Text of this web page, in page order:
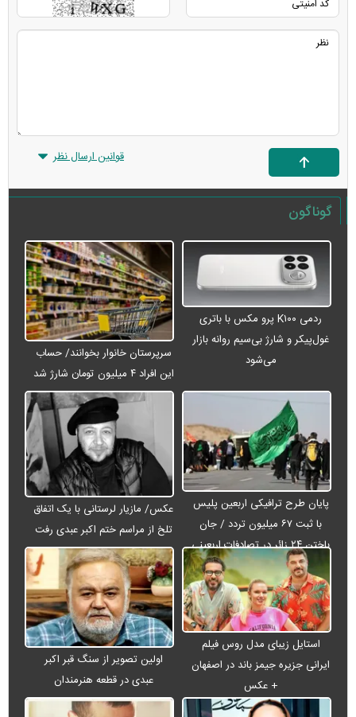
قوانین ارسال نظر
گوناگون
ردمی K۱۰۰ پرو مکس با باتری
غول‌پیکر و شارژ بی‌سیم روانه بازار
می‌شود
سرپرستان خانوار بخوانند/ حساب
این افراد ۴ میلیون تومان شارژ شد
پایان طرح ترافیکی اربعین پلیس
با ثبت ۶۷ میلیون تردد / جان
باختن ۲۴ زائر در تصادفات اربعینی
عکس/ مازیار لرستانی با یک اتفاق
تلخ از مراسم ختم اکبر عبدی رفت
استایل زیبای مدل روس فیلم
ایرانی جزیره جیمز باند در اصفهان
+ عکس
اولین تصویر از سنگ قبر اکبر
عبدی در قطعه هنرمندان